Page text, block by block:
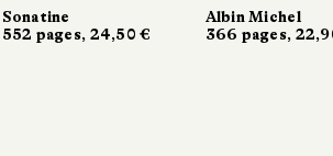
Sonatine
552 pages, 24,50 €
Albin Michel
366 pages,
Sonatine
552 pages, 24,50 €
Albin Michel
366 pages,